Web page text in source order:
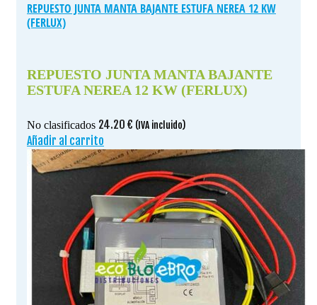
REPUESTO JUNTA MANTA BAJANTE ESTUFA NEREA 12 KW
(FERLUX)
REPUESTO JUNTA MANTA BAJANTE
ESTUFA NEREA 12 KW (FERLUX)
No clasificados 24.20 € (IVA incluido)
Añadir al carrito